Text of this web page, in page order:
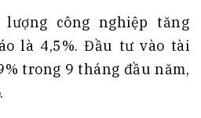
công nghiệp tăng
là 4,5%. Đầu tư vào tài
trong 9 tháng đầu năm,